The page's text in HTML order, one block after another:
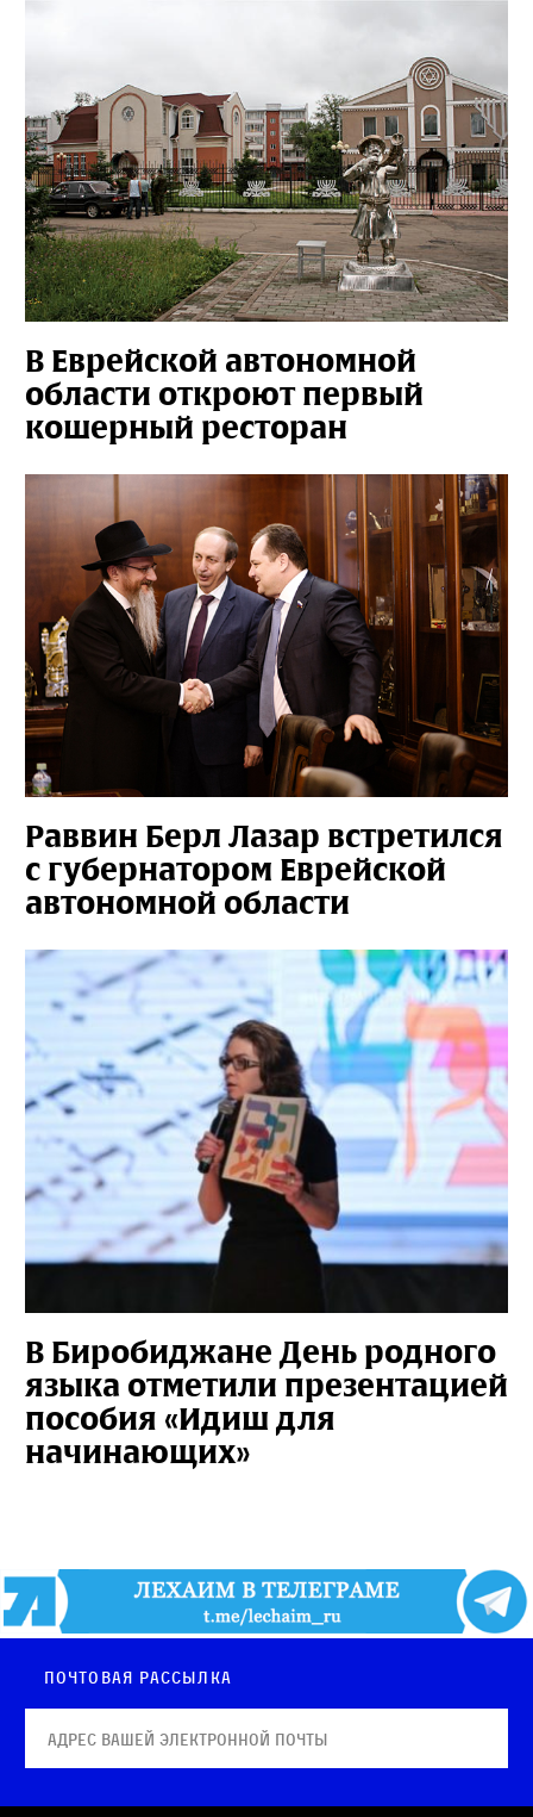
В Еврейской автономной
области откроют первый
кошерный ресторан
Раввин Берл Лазар встретился
с губернатором Еврейской
автономной области
В Биробиджане День родного
языка отметили презентацией
пособия «Идиш для
начинающих»
Почтовая рассылка